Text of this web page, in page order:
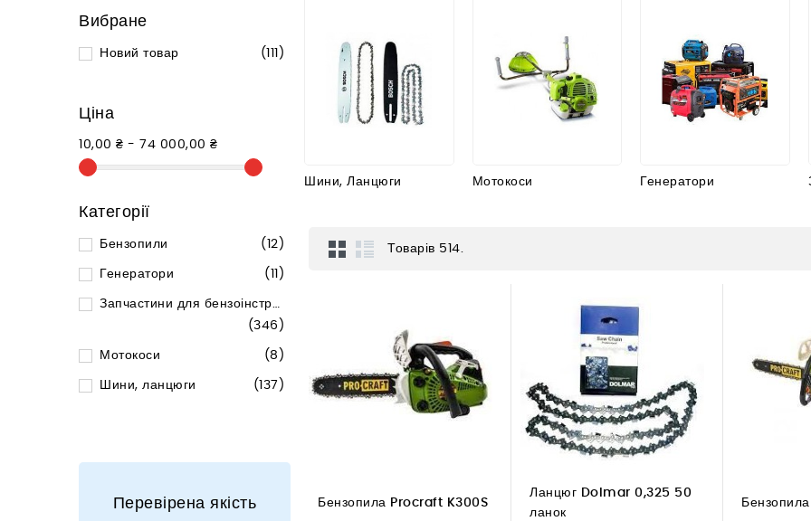
Вибране
Новий товар (111)
Ціна
10,00 ₴ - 74 000,00 ₴
Категорії
Бензопили (12)
Генератори (11)
Запчастини для бензоінструменту
(346)
Мотокоси (8)
Шини, ланцюги (137)
Перевірена якість
Шини, Ланцюги Мотокоси Генератори
Товарів 514.
Бензопила Procraft K300S
Ланцюг Dolmar 0,325 50
ланок